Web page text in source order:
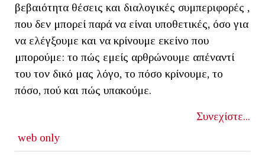
βεβαιότητα θέσεις και διαλογικές συμπεριφορές ,
που δεν μπορεί παρά να είναι υποθετικές, όσο για
να ελέγξουμε και να κρίνουμε εκείνο που
μπορούμε: το πώς εμείς αρθρώνουμε απέναντί
του τον δικό μας λόγο, το πόσο κρίνουμε, το
πόσο, πού και πώς υπακούμε.
Συνεχίστε...
web only